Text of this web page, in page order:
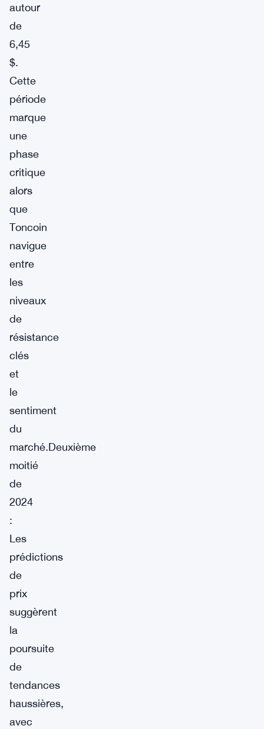
autour
de
6,45
$.
Cette
période
marque
une
phase
critique
alors
que
Toncoin
navigue
entre
les
niveaux
de
résistance
clés
et
le
sentiment
du
marché.Deuxième
moitié
de
2024
:
Les
prédictions
de
prix
suggèrent
la
poursuite
de
tendances
haussières,
avec